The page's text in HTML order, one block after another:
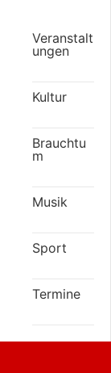
Veranstalt
ungen
Kultur
Brauchtu
m
Musik
Sport
Termine